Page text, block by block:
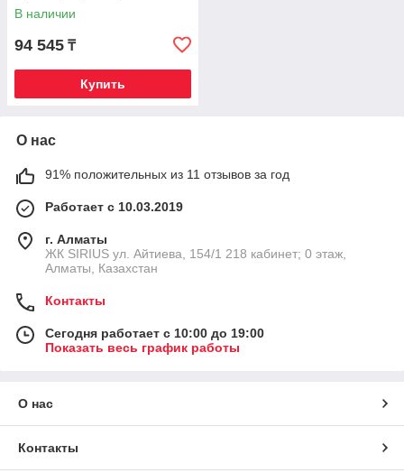
В наличии
94 545 ₸
Купить
О нас
91% положительных из 11 отзывов за год
Работает с 10.03.2019
г. Алматы
​ЖК SIRIUS​ ул. Айтиева, 154/1​ 218 кабинет; 0 этаж,
Алматы, Казахстан
Контакты
Сегодня работает с 10:00 до 19:00
Показать весь график работы
О нас
Контакты